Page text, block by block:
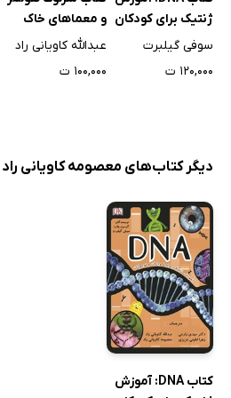
ژنتیک برای کودکان
و نوجوانان
سوفی گیلبرت
۱۲۰,۰۰۰ ت
و معماهای خاک
عبدالله کاویانی راد
۱۰۰,۰۰۰ ت
دیگر کتاب‌های معصومه کاویانی راد
کتاب DNA: آموزش